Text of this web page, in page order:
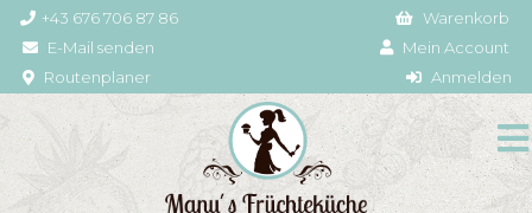
+43 676 706 87 86
E-Mail senden
Routenplaner
Warenkorb
Mein Account
Anmelden